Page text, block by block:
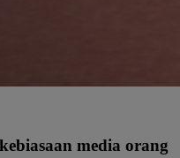
media orang